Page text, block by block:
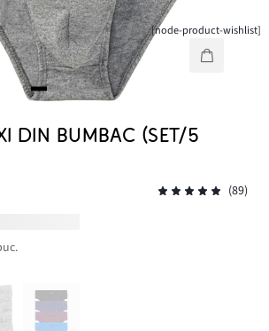
[node-product-wishlist]
DIN BUMBAC (SET/5
(89)